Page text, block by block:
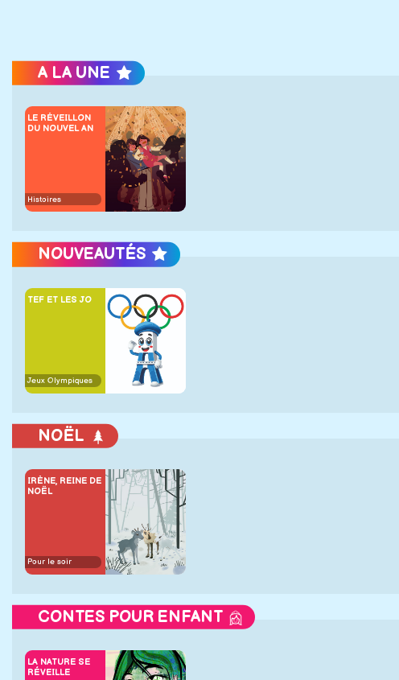
A LA UNE
LE RÉVEILLON
DU NOUVEL AN
Histoires
NOUVEAUTÉS
TEF ET LES JO
Jeux Olympiques
NOËL
IRÈNE, REINE DE
NOËL
Pour le soir
CONTES POUR ENFANT
LA NATURE SE
RÉVEILLE